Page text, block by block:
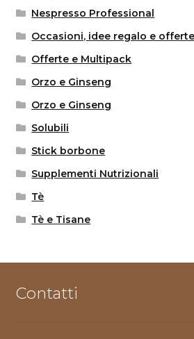
Nespresso Professional
Occasioni, idee regalo e offerte
Offerte e Multipack
Orzo e Ginseng
Orzo e Ginseng
Solubili
Stick borbone
Supplementi Nutrizionali
Tè
Tè e Tisane
Contatti